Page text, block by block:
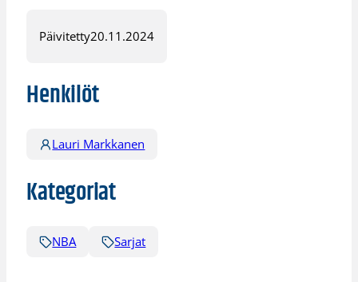
Päivitetty20.11.2024
Henkilöt
Lauri Markkanen
Kategoriat
NBA Sarjat